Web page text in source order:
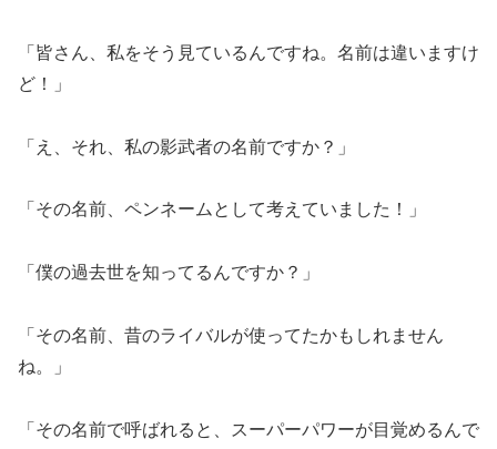
「皆さん、私をそう見ているんですね。名前は違いますけ
ど！」
「え、それ、私の影武者の名前ですか？」
「その名前、ペンネームとして考えていました！」
「僕の過去世を知ってるんですか？」
「その名前、昔のライバルが使ってたかもしれません
ね。」
「その名前で呼ばれると、スーパーパワーが目覚めるんで